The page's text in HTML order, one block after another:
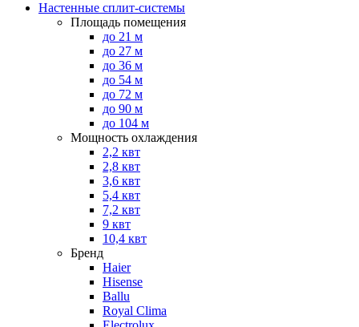
Настенные сплит-системы
Площадь помещения
до 21 м
до 27 м
до 36 м
до 54 м
до 72 м
до 90 м
до 104 м
Мощность охлаждения
2,2 квт
2,8 квт
3,6 квт
5,4 квт
7,2 квт
9 квт
10,4 квт
Бренд
Haier
Hisense
Ballu
Royal Clima